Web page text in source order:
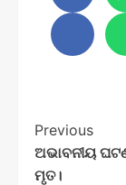
Post
Previous
ଅଭାବନୀୟ
ମୃତ।